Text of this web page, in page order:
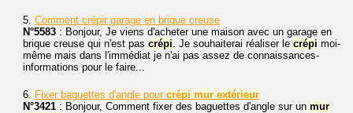
5. Comment crépir garage en brique creuse
N°5583 : Bonjour, Je viens d'acheter une maison avec un garage en
brique creuse qui n'est pas crépi. Je souhaiterai réaliser le crépi moi-
même mais dans l'immédiat je n'ai pas assez de connaissances-
informations pour le faire...
6. Fixer baguettes d'angle pour crépi mur extérieur
N°3421 : Bonjour, Comment fixer des baguettes d'angle sur un mur